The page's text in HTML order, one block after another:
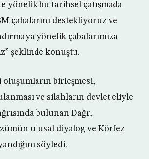
yönelik bu tarihsel çatışmada
çabalarını destekliyoruz ve
yönelik çabalarımıza
şeklinde konuştu.
oluşumların birleşmesi,
ve silahların devlet eliyle
bulunan Dağr,
ulusal diyalog ve Körfez
söyledi.